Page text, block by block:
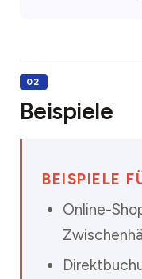
Beispiele
BEISPIELE
Online-